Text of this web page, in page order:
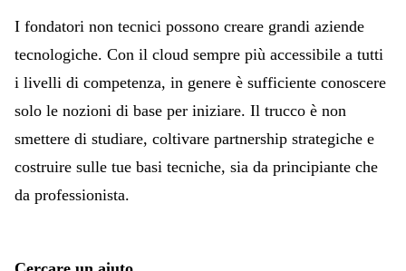
I fondatori non tecnici possono creare grandi aziende
tecnologiche. Con il cloud sempre più accessibile a tutti
i livelli di competenza, in genere è sufficiente conoscere
solo le nozioni di base per iniziare. Il trucco è non
smettere di studiare, coltivare partnership strategiche e
costruire sulle tue basi tecniche, sia da principiante che
da professionista.